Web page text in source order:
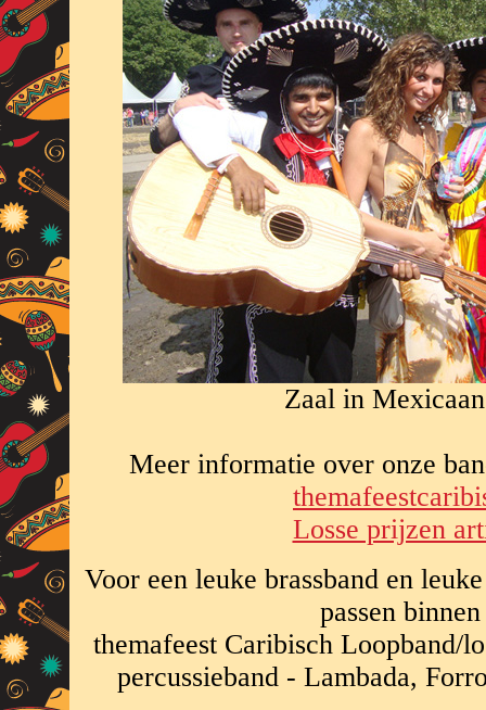
Zaal in
Meer informatie over onze
Losse prijzen
Voor een leuke brassband en
passen
themafeest Caribisch Loopband/
percussieband - Lambada,